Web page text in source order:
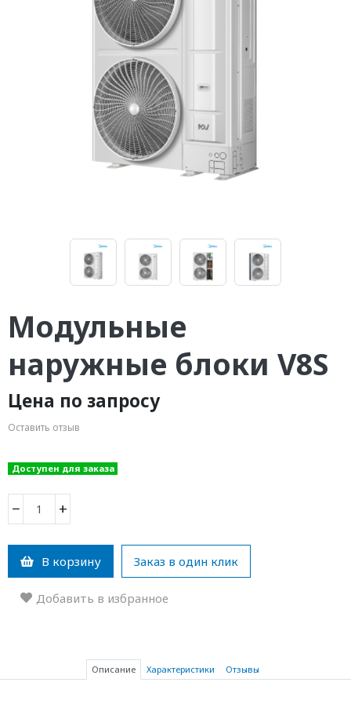
Модульные
наружные блоки V8S
Цена по запросу
Оставить отзыв
Доступен для заказа
− +
В корзину Заказ в один клик
Добавить в избранное
Описание Характеристики Отзывы